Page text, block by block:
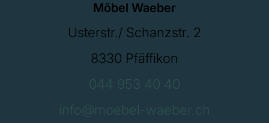
Möbel Waeber
Usterstr./ Schanzstr. 2
8330 Pfäffikon
044 953 40 40
info@moebel-waeber.ch